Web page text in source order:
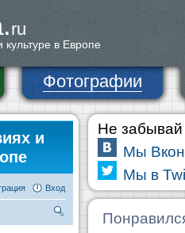
ru
культуре в Европе
Фотографии
и
Вход
Не забывай
Мы
Мы в